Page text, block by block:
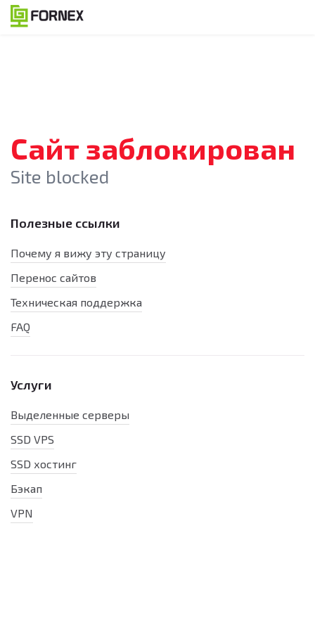
Сайт заблокирован
Site blocked
Полезные ссылки
Почему я вижу эту страницу
Перенос сайтов
Техническая поддержка
FAQ
Услуги
Выделенные серверы
SSD VPS
SSD хостинг
Бэкап
VPN